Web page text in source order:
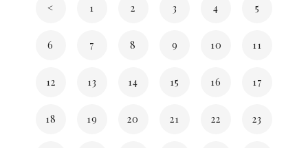
< 1 2 3 4 5
6 7 8 9 10 11
12 13 14 15 16 17
18 19 20 21 22 23